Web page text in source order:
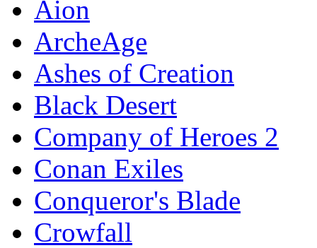
Aion
ArcheAge
Ashes of Creation
Black Desert
Company of Heroes 2
Conan Exiles
Conqueror's Blade
Crowfall